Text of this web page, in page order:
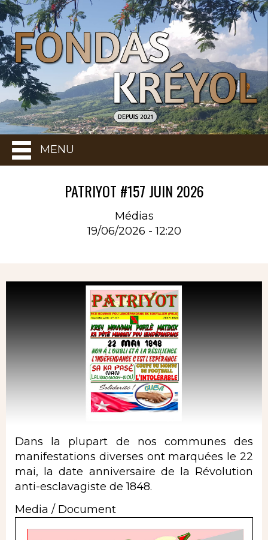
MENU
PATRIYOT #157 JUIN 2026
Médias
19/06/2026 - 12:20
Dans la plupart de nos communes des
manifestations diverses ont marquées le 22
mai, la date anniversaire de la Révolution
anti-esclavagiste de 1848.
Media / Document